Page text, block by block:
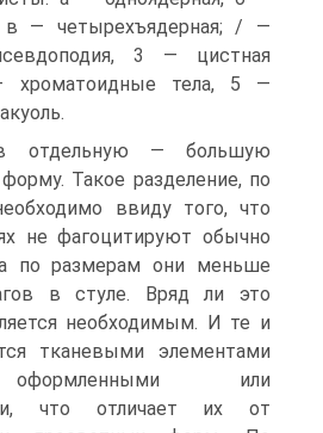
в — четырехъядерная; / —
3 — цистная
хроматоидные тела, 5 —
отдельную — большую
Такое разделение, по
ввиду того, что
не фагоцитируют обычно
по размерам они меньше
в стуле. Вряд ли это
необходимым. И те и
тканевыми элементами
или
что отличает их от